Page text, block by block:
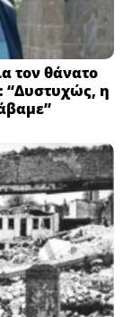
τον θάνατο
“Δυστυχώς, η